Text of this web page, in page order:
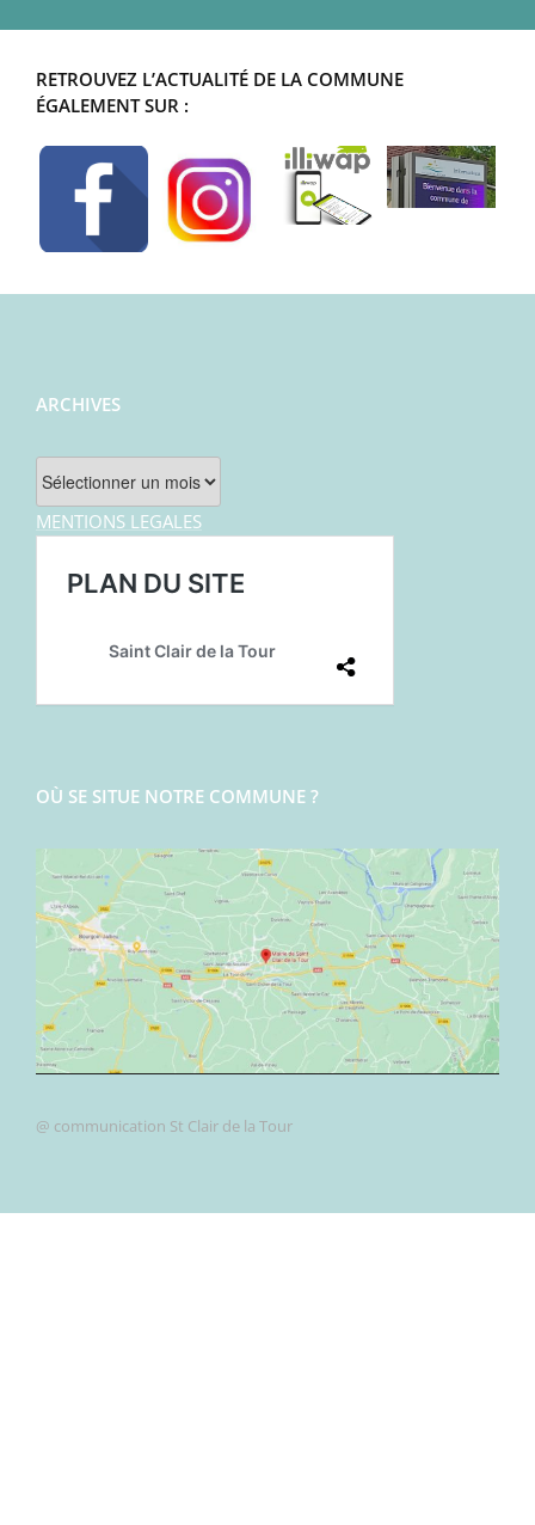
RETROUVEZ L’ACTUALITÉ DE LA COMMUNE
ÉGALEMENT SUR :
ARCHIVES
Archives
MENTIONS LEGALES
OÙ SE SITUE NOTRE COMMUNE ?
@ communication St Clair de la Tour